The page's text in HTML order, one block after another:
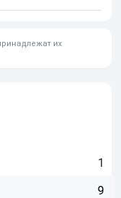
их
1
9